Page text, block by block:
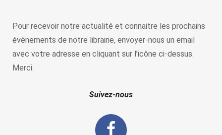
Pour recevoir notre actualité et connaitre les prochains
évènements de notre librairie, envoyer-nous un email
avec votre adresse en cliquant sur l’icône ci-dessus.
Merci.
Suivez-nous